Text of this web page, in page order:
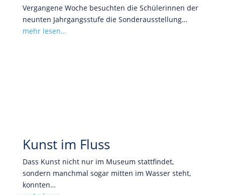
Vergangene Woche besuchten die Schülerinnen der
neunten Jahrgangsstufe die Sonderausstellung…
mehr lesen…
Kunst im Fluss
Dass Kunst nicht nur im Museum stattfindet,
sondern manchmal sogar mitten im Wasser steht,
konnten…